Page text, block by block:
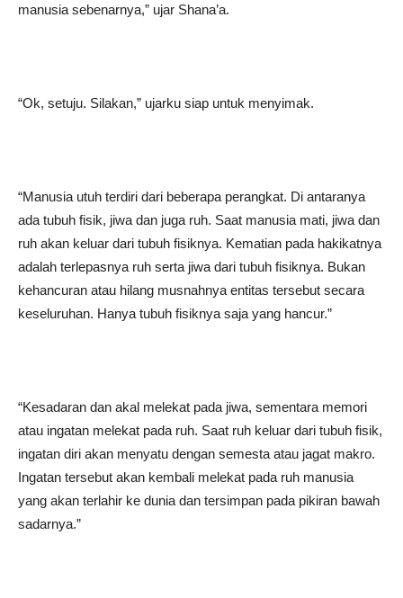
manusia sebenarnya,” ujar Shana’a.
“Ok, setuju. Silakan,” ujarku siap untuk menyimak.
“Manusia utuh terdiri dari beberapa perangkat. Di antaranya
ada tubuh fisik, jiwa dan juga ruh. Saat manusia mati, jiwa dan
ruh akan keluar dari tubuh fisiknya. Kematian pada hakikatnya
adalah terlepasnya ruh serta jiwa dari tubuh fisiknya. Bukan
kehancuran atau hilang musnahnya entitas tersebut secara
keseluruhan. Hanya tubuh fisiknya saja yang hancur.”
“Kesadaran dan akal melekat pada jiwa, sementara memori
atau ingatan melekat pada ruh. Saat ruh keluar dari tubuh fisik,
ingatan diri akan menyatu dengan semesta atau jagat makro.
Ingatan tersebut akan kembali melekat pada ruh manusia
yang akan terlahir ke dunia dan tersimpan pada pikiran bawah
sadarnya.”